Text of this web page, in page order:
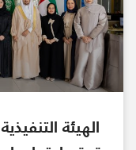
الهيئة